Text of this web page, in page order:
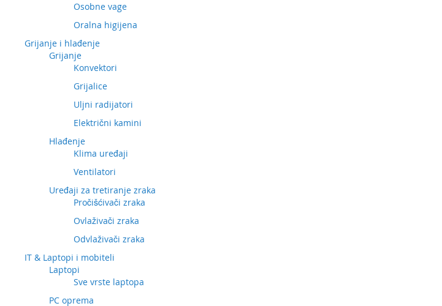
Osobne vage
Oralna higijena
Grijanje i hlađenje
Grijanje
Konvektori
Grijalice
Uljni radijatori
Električni kamini
Hlađenje
Klima uređaji
Ventilatori
Uređaji za tretiranje zraka
Pročišćivači zraka
Ovlaživači zraka
Odvlaživači zraka
IT & Laptopi i mobiteli
Laptopi
Sve vrste laptopa
PC oprema